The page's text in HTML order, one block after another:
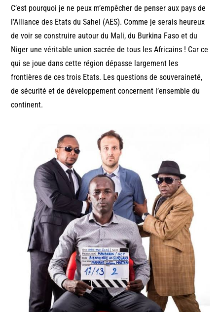
C’est pourquoi je ne peux m’empêcher de penser aux pays de
l’Alliance des Etats du Sahel (AES). Comme je serais heureux
de voir se construire autour du Mali, du Burkina Faso et du
Niger une véritable union sacrée de tous les Africains ! Car ce
qui se joue dans cette région dépasse largement les
frontières de ces trois Etats. Les questions de souveraineté,
de sécurité et de développement concernent l’ensemble du
continent.